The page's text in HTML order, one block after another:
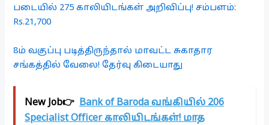
படையில் 275 காலியிடங்கள் அறிவிப்பு! சம்பளம்:
Rs.21,700
8ம் வகுப்பு படித்திருந்தால் மாவட்ட சுகாதார
சங்கத்தில் வேலை! தேர்வு கிடையாது
New Job👉 Bank of Baroda வங்கியில் 206
Specialist Officer காலியிடங்கள்! மாத